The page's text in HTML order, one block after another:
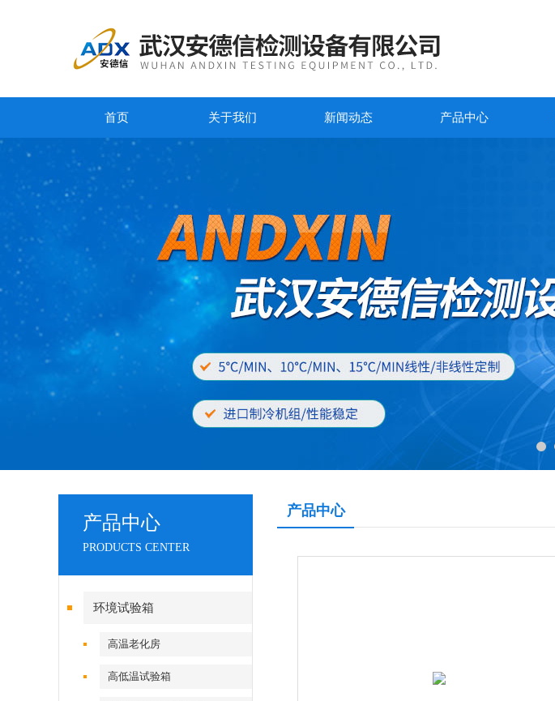
首页 关于我们 新闻动态 产品中心
产品中心
PRODUCTS CENTER
环境试验箱
高温老化房
高低温试验箱
产品中心